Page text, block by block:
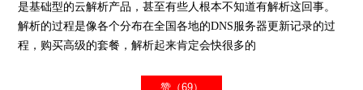
是基础型的云解析产品，甚至有些人根本不知道有解析这回事。
解析的过程是像各个分布在全国各地的DNS服务器更新记录的过
程，购买高级的套餐，解析起来肯定会快很多的